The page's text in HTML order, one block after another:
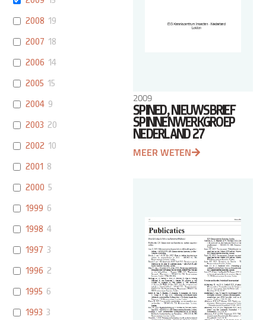
2008 19
2007 18
2006 14
2005 15
2004 9
2003 20
2002 10
2001 8
2000 5
1999 6
1998 4
1997 3
1996 2
1995 6
1993 3
2009
SPINED, NIEUWSBRIEF
SPINNENWERKGROEP
NEDERLAND 27
MEER WETEN